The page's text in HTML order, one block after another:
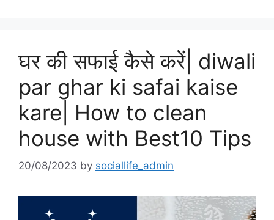
घर की सफाई कैसे करें| diwali
par ghar ki safai kaise
kare| How to clean
house with Best10 Tips
20/08/2023 by sociallife_admin